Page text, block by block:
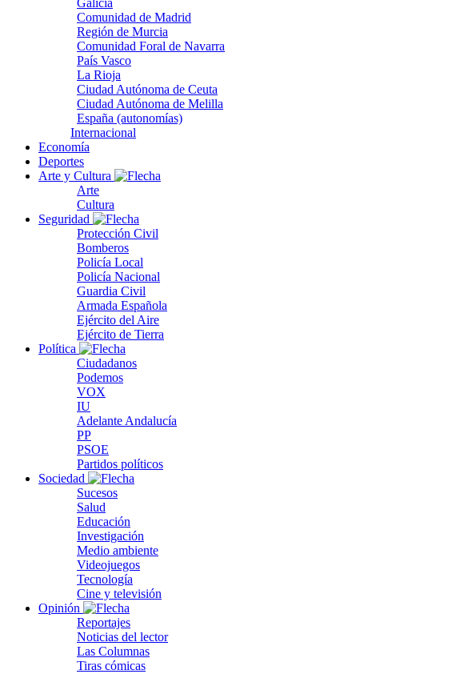
Galicia
Comunidad de Madrid
Región de Murcia
Comunidad Foral de Navarra
País Vasco
La Rioja
Ciudad Autónoma de Ceuta
Ciudad Autónoma de Melilla
España (autonomías)
Internacional
Economía
Deportes
Arte y Cultura
Arte
Cultura
Seguridad
Protección Civil
Bomberos
Policía Local
Policía Nacional
Guardia Civil
Armada Española
Ejército del Aire
Ejército de Tierra
Política
Ciudadanos
Podemos
VOX
IU
Adelante Andalucía
PP
PSOE
Partidos políticos
Sociedad
Sucesos
Salud
Educación
Investigación
Medio ambiente
Videojuegos
Tecnología
Cine y televisión
Opinión
Reportajes
Noticias del lector
Las Columnas
Tiras cómicas